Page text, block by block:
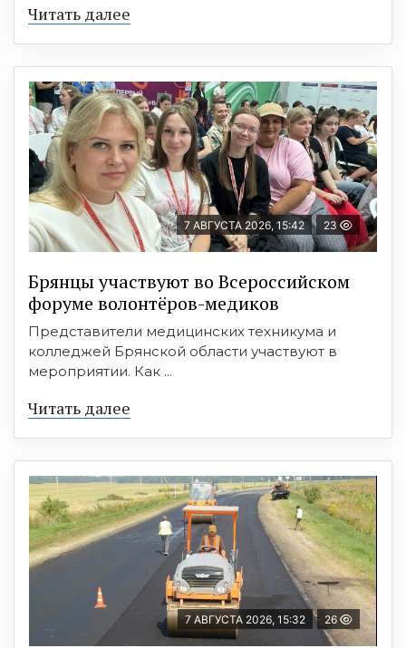
Читать далее
7 АВГУСТА 2026, 15:42 23
Брянцы участвуют во Всероссийском
форуме волонтёров-медиков
Представители медицинских техникума и
колледжей Брянской области участвуют в
мероприятии. Как ...
Читать далее
7 АВГУСТА 2026, 15:32 26